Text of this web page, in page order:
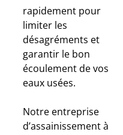
rapidement pour
limiter les
désagréments et
garantir le bon
écoulement de vos
eaux usées.
Notre entreprise
d’assainissement à